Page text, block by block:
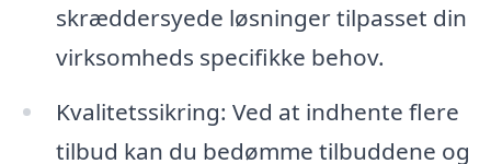
skræddersyede løsninger tilpasset din
virksomheds specifikke behov.
Kvalitetssikring: Ved at indhente flere
tilbud kan du bedømme tilbuddene og